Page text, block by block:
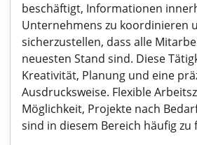
beschäftigt, Informationen
Unternehmens zu koordinieren
sicherzustellen, dass alle
neuesten Stand sind. Diese
Kreativität, Planung und eine
Ausdrucksweise. Flexible
Möglichkeit, Projekte nach
sind in diesem Bereich häufig zu